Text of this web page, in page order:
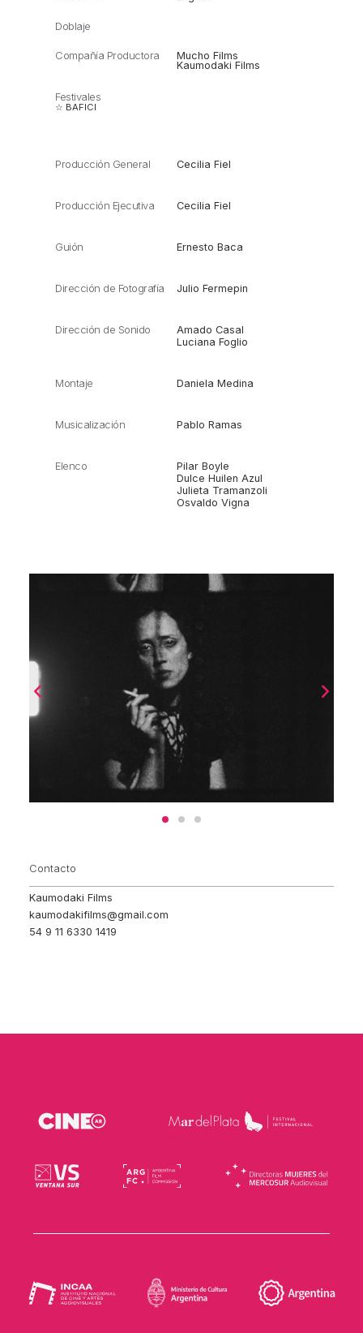
Doblaje
Compañía Productora
Mucho Films
Kaumodaki Films
Festivales
☆ BAFICI
Producción General Cecilia Fiel
Producción Ejecutiva Cecilia Fiel
Guión Ernesto Baca
Dirección de Fotografía Julio Fermepin
Dirección de Sonido
Amado Casal
Luciana Foglio
Montaje Daniela Medina
Musicalización Pablo Ramas
Elenco
Pilar Boyle
Dulce Huilen Azul
Julieta Tramanzoli
Osvaldo Vigna
Contacto
Kaumodaki Films
kaumodakifilms@gmail.com
54 9 11 6330 1419